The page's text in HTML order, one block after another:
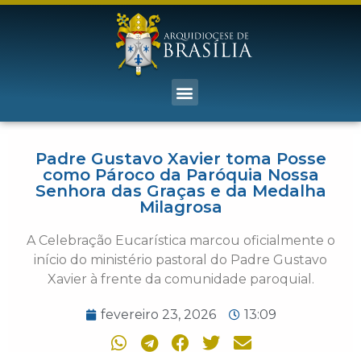
Padre Gustavo Xavier toma Posse
como Pároco da Paróquia Nossa
Senhora das Graças e da Medalha
Milagrosa
A Celebração Eucarística marcou oficialmente o
início do ministério pastoral do Padre Gustavo
Xavier à frente da comunidade paroquial.
fevereiro 23, 2026 13:09